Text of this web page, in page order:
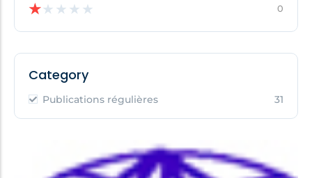
★★ ★ ★ ★ 0
Category
Publications régulières 31